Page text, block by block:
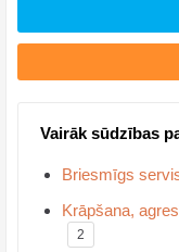
Vairāk sūdzības
Briesmīgs
Krāpšana,
2